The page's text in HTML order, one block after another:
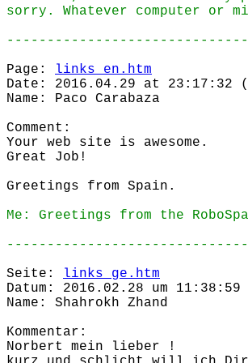
sorry. Whatever computer or
Page:
links_en.htm
Date: 2016.04.29 at 23:17:32
Name: Paco Carabaza
Comment:
Your web site is awesome.
Great Job!
Greetings from Spain.
Me: Greetings from the
Seite:
links_ge.htm
Datum: 2016.02.28 um 11:38:59
Name: Shahrokh Zhand
Kommentar:
Norbert mein lieber !